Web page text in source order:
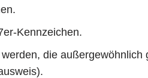
Kennzeichen.
die außergewöhnlich